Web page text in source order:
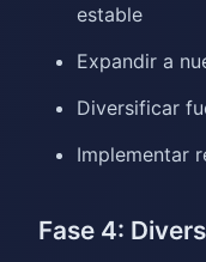
estable
Expandir a
Diversificar
Implementar
Fase 4: